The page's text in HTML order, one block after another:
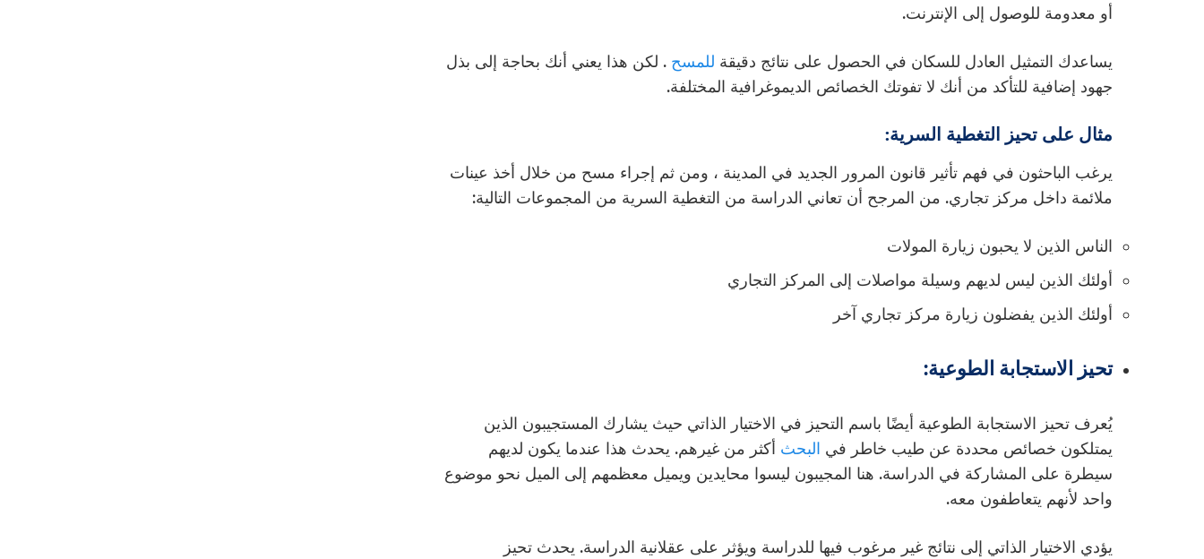
أو معدومة للوصول إلى الإنترنت.
يساعدك التمثيل العادل للسكان في الحصول على نتائج دقيقة للمسح . لكن هذا يعني أنك بحاجة إلى بذل
جهود إضافية للتأكد من أنك لا تفوتك الخصائص الديموغرافية المختلفة.
مثال على تحيز التغطية السرية:
يرغب الباحثون في فهم تأثير قانون المرور الجديد في المدينة ، ومن ثم إجراء مسح من خلال أخذ عينات
ملائمة داخل مركز تجاري. من المرجح أن تعاني الدراسة من التغطية السرية من المجموعات التالية:
الناس الذين لا يحبون زيارة المولات
أولئك الذين ليس لديهم وسيلة مواصلات إلى المركز التجاري
أولئك الذين يفضلون زيارة مركز تجاري آخر
تحيز الاستجابة الطوعية:
يُعرف تحيز الاستجابة الطوعية أيضًا باسم التحيز في الاختيار الذاتي حيث يشارك المستجيبون الذين
يمتلكون خصائص محددة عن طيب خاطر في البحث أكثر من غيرهم. يحدث هذا عندما يكون لديهم
سيطرة على المشاركة في الدراسة. هنا المجيبون ليسوا محايدين ويميل معظمهم إلى الميل نحو موضوع
واحد لأنهم يتعاطفون معه.
يؤدي الاختيار الذاتي إلى نتائج غير مرغوب فيها للدراسة ويؤثر على عقلانية الدراسة. يحدث تحيز